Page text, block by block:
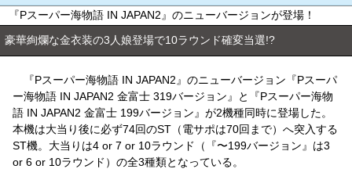
『Pスーパー海物語 IN JAPAN2』のニューバージョンが登場！
豪華絢爛な金衣装の3人娘登場で10ラウンド確変当選!?
『Pスーパー海物語 IN JAPAN2』のニューバージョン『Pスーパ
ー海物語 IN JAPAN2 金富士 319バージョン』と『Pスーパー海物
語 IN JAPAN2 金富士 199バージョン』が2機種同時に登場した。
本機は大当り後に必ず74回のST（電サポは70回まで）へ突入する
ST機。大当りは4 or 7 or 10ラウンド（『〜199バージョン』は3
or 6 or 10ラウンド）の全3種類となっている。